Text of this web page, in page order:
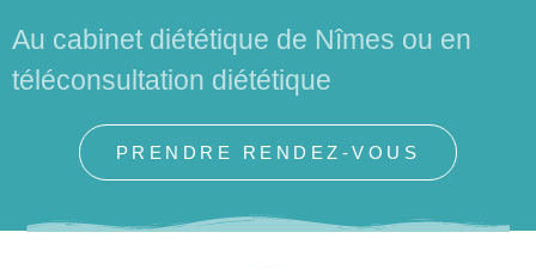
Au cabinet diététique de Nîmes ou en
téléconsultation diététique
PRENDRE RENDEZ-VOUS